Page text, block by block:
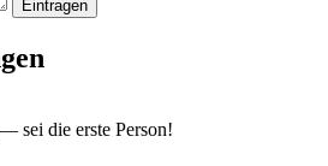
Eintragen
sei die erste Person!